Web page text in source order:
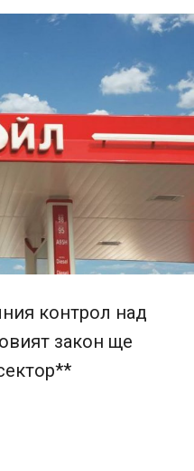
контрол над
закон ще